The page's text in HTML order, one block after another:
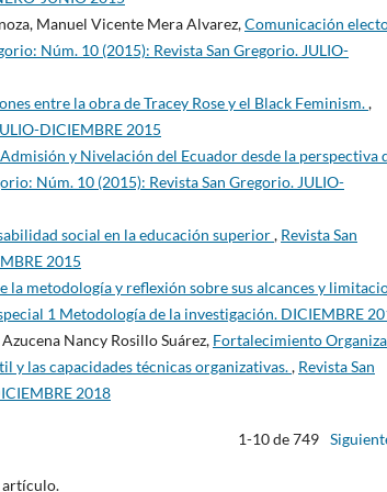
Manuel Vicente Mera Alvarez,Comunicación
Núm. 10 (2015): Revista San Gregorio. JULIO-
entre la obra de Tracey Rose y el Black Feminism.,
DICIEMBRE 2015
y Nivelación del Ecuador desde la perspectiva
Núm. 10 (2015): Revista San Gregorio. JULIO-
social en la educación superior, Revista San
2015
la metodología y reflexión sobre sus alcances y
1 Metodología de la investigación. DICIEMBRE
Nancy Rosillo Suárez, Fortalecimiento
y las capacidades técnicas organizativas., Revista San
2018
1-10 de 749
artículo.